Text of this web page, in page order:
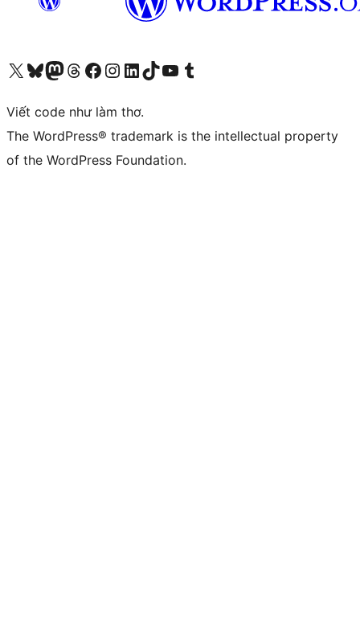
Truy cập tài khoản X (trước đây là Twitter) của chúng tôiVisit our Bluesky account
Visit our Mastodon account
Visit our Threads account
Xem trang Facebook của chúng tôiTruy cập tài khoản Instagram của chúng tôiTruy cập tài khoản LinkedIn của chúng tôiVisit our TikTok account
Truy cập kênh YouTube của chúng tôi Visit our Tumblr account
Viết code như làm thơ.
The WordPress® trademark is the intellectual property
of the WordPress Foundation.